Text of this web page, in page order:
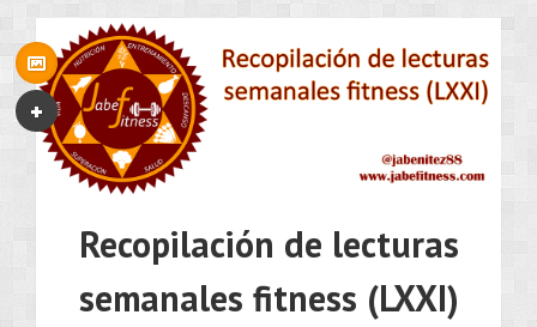
Recopilación de lecturas
semanales fitness (LXXI)